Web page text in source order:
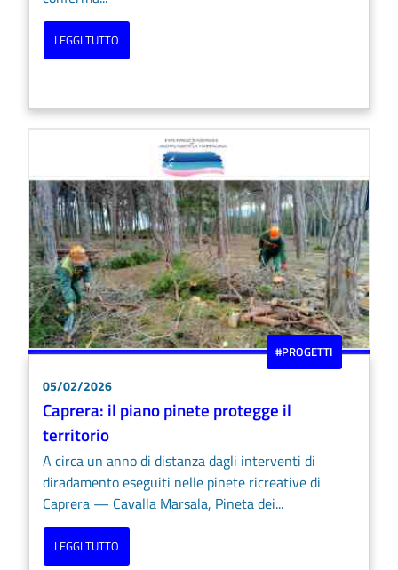
LEGGI TUTTO
#PROGETTI
05/02/2026
Caprera: il piano pinete protegge il
territorio
A circa un anno di distanza dagli interventi di
diradamento eseguiti nelle pinete ricreative di
Caprera — Cavalla Marsala, Pineta dei...
LEGGI TUTTO